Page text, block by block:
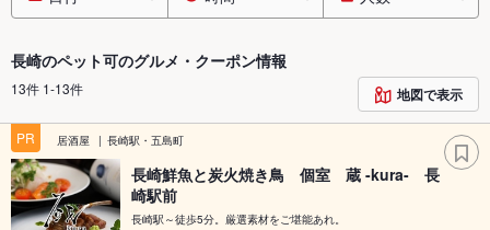
長崎のペット可のグルメ・クーポン情報
13件 1-13件 地図で表示
PR 居酒屋 長崎駅・五島町
長崎鮮魚と炭火焼き鳥 個室 蔵 -kura- 長
崎駅前
長崎駅～徒歩5分。厳選素材をご堪能あれ。